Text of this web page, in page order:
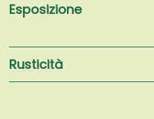
Esposizione
Rusticità